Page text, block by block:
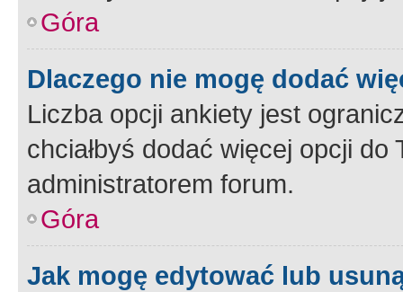
Góra
Dlaczego nie mogę dodać
Liczba opcji ankiety jest
chciałbyś dodać więcej opcji
administratorem forum.
Góra
Jak mogę edytować lub